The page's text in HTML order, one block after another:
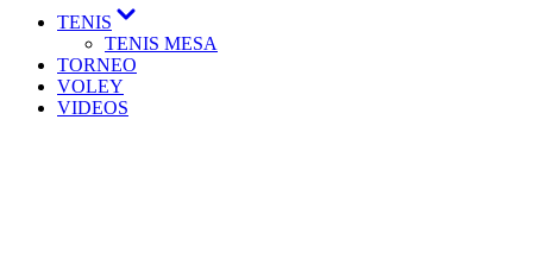
TENIS
TENIS MESA
TORNEO
VOLEY
VIDEOS